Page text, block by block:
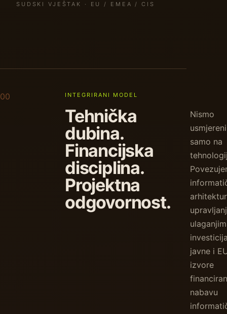
SUDSKI VJEŠTAK · EU / EMEA / CIS
00 INTEGRIRANI MODEL
Tehnička
dubina.
Financijska
disciplina.
Projektna
odgovornost.
Nismo
usmjereni
samo na
javne i
izvore
nabavu